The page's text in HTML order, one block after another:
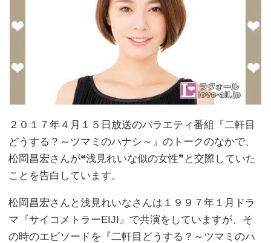
２０１７年４月１５日放送のバラエティ番組『二軒目
どうする？～ツマミのハナシ～』のトークのなかで、
松岡昌宏さんが❝浅見れいな似の女性❞と交際していた
ことを告白しています。
松岡昌宏さんと浅見れいなさんは１９９７年１月ドラ
マ『サイコメトラーEIJI』で共演をしていますが、そ
の時のエピソードを『二軒目どうする？～ツマミのハ